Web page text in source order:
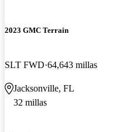
2023 GMC Terrain
SLT FWD 64,643 millas
Jacksonville, FL
32 millas